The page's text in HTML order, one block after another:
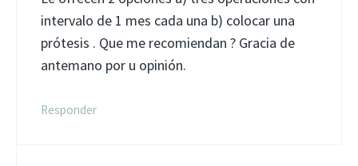
intervalo de 1 mes cada una b) colocar una
prótesis . Que me recomiendan ? Gracia de
antemano por u opinión.
Responder